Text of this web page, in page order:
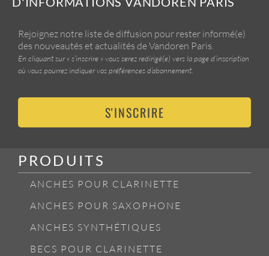
Rejoignez notre liste de diffusion pour rester informé(e)
des nouveautés et actualités de Vandoren Paris.
En cliquant sur « s’inscrire » vous serez redirigé(e) vers la page d’inscription
où vous pourrez indiquer vos préférences d’abonnement.
S'INSCRIRE
PRODUITS
ANCHES POUR CLARINETTE
ANCHES POUR SAXOPHONE
ANCHES SYNTHÉTIQUES
BECS POUR CLARINETTE